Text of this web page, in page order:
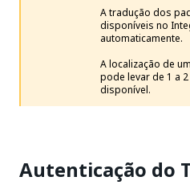
A tradução dos
disponíveis no
automaticamente.
A localização de
pode levar de 1 a
disponível.
Autenticação do